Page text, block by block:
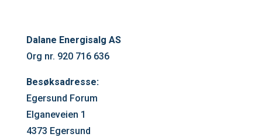
Dalane Energisalg AS
Org nr. 920 716 636
Besøksadresse:
Egersund Forum
Elganeveien 1
4373 Egersund